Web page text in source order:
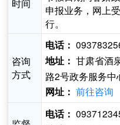
时间
申报业务，网上
行。
咨询
方式
电话：
地址： 甘肃省酒
路2号政务服务
网址： 前往咨询
电话：